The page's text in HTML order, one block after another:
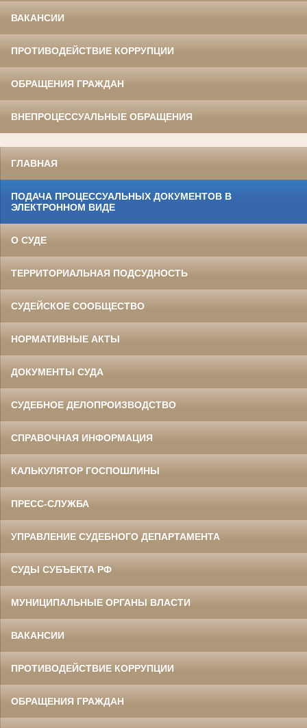
ВАКАНСИИ
ПРОТИВОДЕЙСТВИЕ КОРРУПЦИИ
ОБРАЩЕНИЯ ГРАЖДАН
ВНЕПРОЦЕССУАЛЬНЫЕ ОБРАЩЕНИЯ
ГЛАВНАЯ
ПОДАЧА ПРОЦЕССУАЛЬНЫХ ДОКУМЕНТОВ В
ЭЛЕКТРОННОМ ВИДЕ
О СУДЕ
ТЕРРИТОРИАЛЬНАЯ ПОДСУДНОСТЬ
СУДЕЙСКОЕ СООБЩЕСТВО
НОРМАТИВНЫЕ АКТЫ
ДОКУМЕНТЫ СУДА
СУДЕБНОЕ ДЕЛОПРОИЗВОДСТВО
СПРАВОЧНАЯ ИНФОРМАЦИЯ
КАЛЬКУЛЯТОР ГОСПОШЛИНЫ
ПРЕСС-СЛУЖБА
УПРАВЛЕНИЕ СУДЕБНОГО ДЕПАРТАМЕНТА
СУДЫ СУБЪЕКТА РФ
МУНИЦИПАЛЬНЫЕ ОРГАНЫ ВЛАСТИ
ВАКАНСИИ
ПРОТИВОДЕЙСТВИЕ КОРРУПЦИИ
ОБРАЩЕНИЯ ГРАЖДАН